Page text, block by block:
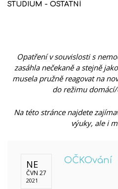
STUDIUM - OSTATNÍ
Opatření v souvislosti s
zasáhla nečekaně a stejně
musela pružně reagovat na
do režimu
Na této stránce najdete
výuky, ale i
NE
ČVN 27
2021
OČKOvání